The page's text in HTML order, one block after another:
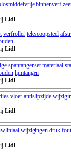
binnenverf
Lidl
verfroller telescoopsteel
Lidl
spantangenset materiaal
lijmtangen
Lidl
vloer antislipzijde
Lidl
wijzigingen druk
Lidl